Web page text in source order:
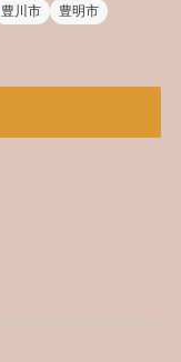
豊川市
豊明市